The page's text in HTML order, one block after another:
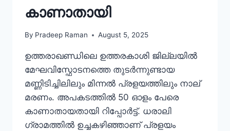
കാണാതായി
By Pradeep Raman August 5, 2025
ഉത്തരാഖണ്ഡിലെ ഉത്തരകാശി ജില്ലയിൽ
മേഘവിസ്ഫോടനത്തെ തുടർന്നുണ്ടായ
മണ്ണിടിച്ചിലിലും മിന്നൽ പ്രളയത്തിലും നാല്
മരണം. അപകടത്തിൽ 50 ഓളം പേരെ
കാണാതായതായി റിപ്പോർട്ട്. ധരാലി
ഗ്രാമത്തിൽ ഉച്ചകഴിഞ്ഞാണ് പ്രളയം